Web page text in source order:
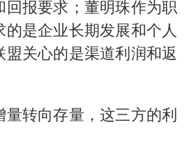
回报要求；董明珠作为职
的是企业长期发展和个人
盟关心的是渠道利润和返
量转向存量，这三方的利